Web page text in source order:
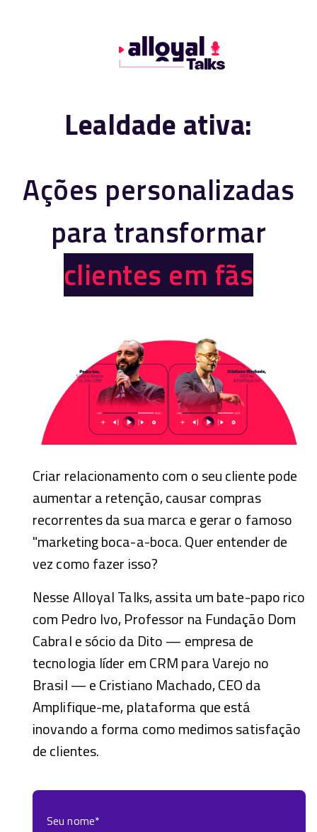
Lealdade ativa:
Ações personalizadas
para transformar
clientes em fãs
Criar relacionamento com o seu cliente pode
aumentar a retenção, causar compras
recorrentes da sua marca e gerar o famoso
"marketing boca-a-boca. Quer entender de
vez como fazer isso?
Nesse Alloyal Talks, assita um bate-papo rico
com Pedro Ivo, Professor na Fundação Dom
Cabral e sócio da Dito — empresa de
tecnologia líder em CRM para Varejo no
Brasil — e Cristiano Machado, CEO da
Amplifique-me, plataforma que está
inovando a forma como medimos satisfação
de clientes.
Seu nome*